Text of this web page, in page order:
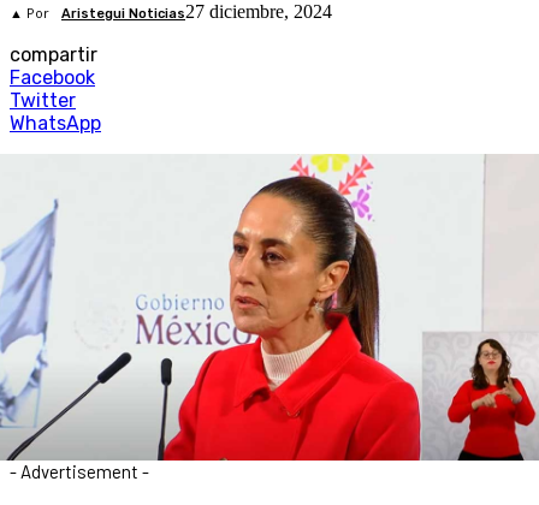
▲ Por Aristegui Noticias27 diciembre, 2024
compartir
Facebook
Twitter
WhatsApp
- Advertisement -